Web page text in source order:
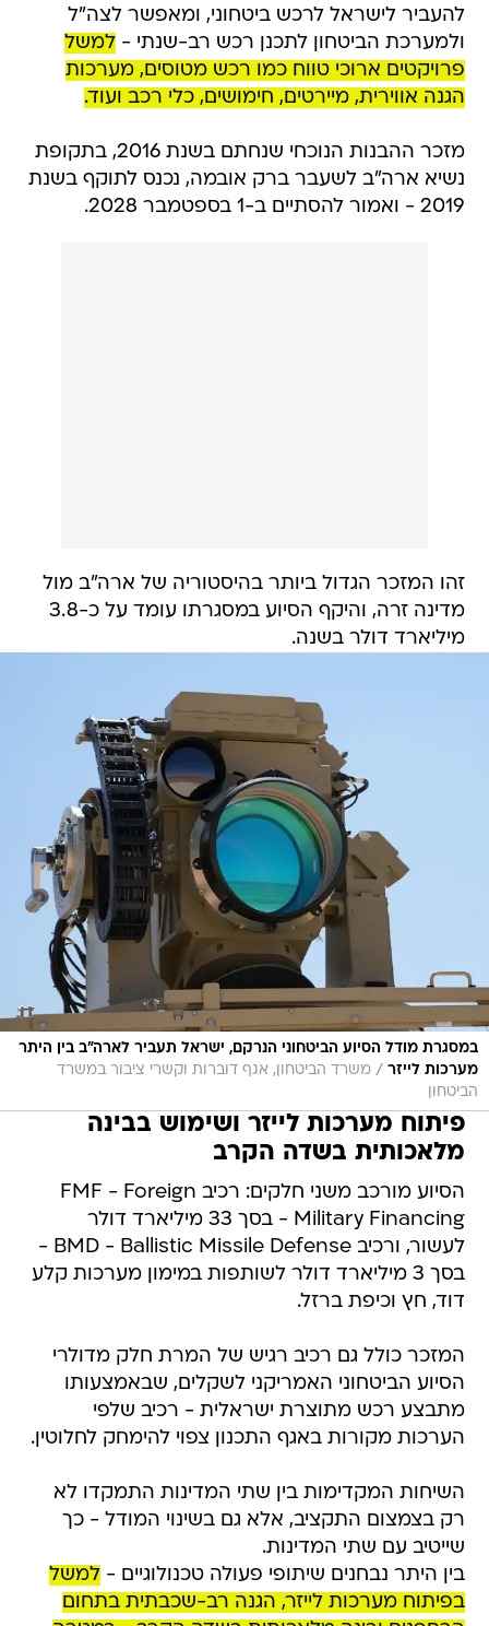
להעביר לישראל לרכש ביטחוני, ומאפשר לצה"ל
ולמערכת הביטחון לתכנן רכש רב-שנתי -למשל
פרויקטים ארוכי טווח כמו רכש מטוסים, מערכות
הגנה אווירית, מיירטים, חימושים, כלי רכב ועוד.
מזכר ההבנות הנוכחי שנחתם בשנת 2016, בתקופת
נשיא ארה"ב לשעבר ברק אובמה, נכנס לתוקף בשנת
2019 - ואמור להסתיים ב-1 בספטמבר 2028.
זהו המזכר הגדול ביותר בהיסטוריה של ארה"ב מול
מדינה זרה, והיקף הסיוע במסגרתו עומד על כ-3.8
מיליארד דולר בשנה.
במסגרת מודל הסיוע הביטחוני הנרקם, ישראל תעביר לארה"ב בין היתר
מערכות לייזר / משרד הביטחון, אגף דוברות וקשרי ציבור במשרד
הביטחון
פיתוח מערכות לייזר ושימוש בבינה
מלאכותית בשדה הקרב
הסיוע מורכב משני חלקים: רכיב FMF - Foreign
Military Financing - בסך 33 מיליארד דולר
לעשור, ורכיב BMD - Ballistic Missile Defense -
בסך 3 מיליארד דולר לשותפות במימון מערכות קלע
דוד, חץ וכיפת ברזל.
המזכר כולל גם רכיב רגיש של המרת חלק מדולרי
הסיוע הביטחוני האמריקני לשקלים, שבאמצעותו
מתבצע רכש מתוצרת ישראלית - רכיב שלפי
הערכות מקורות באגף התכנון צפוי להימחק לחלוטין.
השיחות המקדימות בין שתי המדינות התמקדו לא
רק בצמצום התקציב, אלא גם בשינוי המודל - כך
שייטיב עם שתי המדינות.
בין היתר נבחנים שיתופי פעולה טכנולוגיים -למשל
בפיתוח מערכות לייזר, הגנה רב-שכבתית בתחום